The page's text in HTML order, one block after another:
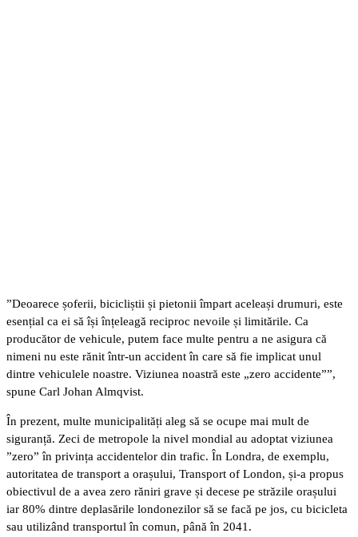
”Deoarece șoferii, bicicliștii și pietonii împart aceleași drumuri, este
esențial ca ei să își înțeleagă reciproc nevoile și limitările. Ca
producător de vehicule, putem face multe pentru a ne asigura că
nimeni nu este rănit într-un accident în care să fie implicat unul
dintre vehiculele noastre. Viziunea noastră este „zero accidente””,
spune Carl Johan Almqvist.
În prezent, multe municipalități aleg să se ocupe mai mult de
siguranță. Zeci de metropole la nivel mondial au adoptat viziunea
”zero” în privința accidentelor din trafic. În Londra, de exemplu,
autoritatea de transport a orașului, Transport of London, și-a propus
obiectivul de a avea zero răniri grave și decese pe străzile orașului
iar 80% dintre deplasările londonezilor să se facă pe jos, cu bicicleta
sau utilizând transportul în comun, până în 2041.